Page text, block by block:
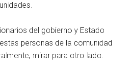
del gobierno y Estado
personas de la comunidad
mirar para otro lado.